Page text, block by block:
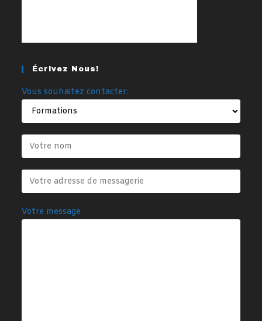
Écrivez Nous!
Vous souhaitez contacter:
Votre message